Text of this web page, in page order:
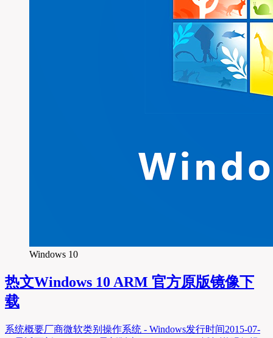
Windows 10
热文Windows 10 ARM 官方原版镜像下
载
系统概要厂商微软类别操作系统 - Windows发行时间2015-07-